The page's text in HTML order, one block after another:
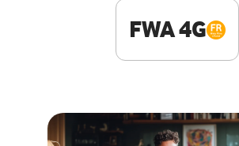
FWA 4G